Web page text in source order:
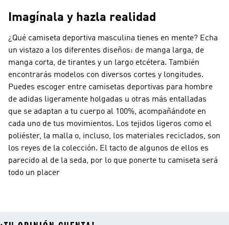
Imagínala y hazla realidad
¿Qué camiseta deportiva masculina tienes en mente? Echa
un vistazo a los diferentes diseños: de manga larga, de
manga corta, de tirantes y un largo etcétera. También
encontrarás modelos con diversos cortes y longitudes.
Puedes escoger entre camisetas deportivas para hombre
de adidas ligeramente holgadas u otras más entalladas
que se adaptan a tu cuerpo al 100%, acompañándote en
cada uno de tus movimientos. Los tejidos ligeros como el
poliéster, la malla o, incluso, los materiales reciclados, son
los reyes de la colección. El tacto de algunos de ellos es
parecido al de la seda, por lo que ponerte tu camiseta será
todo un placer